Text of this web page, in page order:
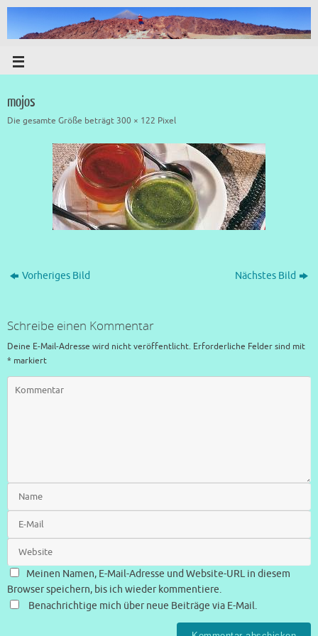
mojos
Die gesamte Größe beträgt300 × 122 Pixel
Vorheriges Bild Nächstes Bild
Schreibe einen Kommentar
Deine E-Mail-Adresse wird nicht veröffentlicht. Erforderliche Felder sind mit
* markiert
Meinen Namen, E-Mail-Adresse und Website-URL in diesem
Browser speichern, bis ich wieder kommentiere.
Benachrichtige mich über neue Beiträge via E-Mail.